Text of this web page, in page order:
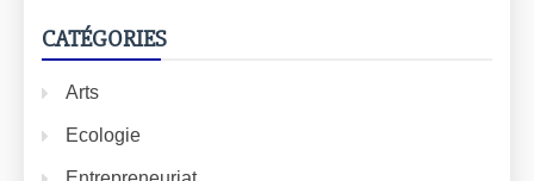
CATÉGORIES
Arts
Ecologie